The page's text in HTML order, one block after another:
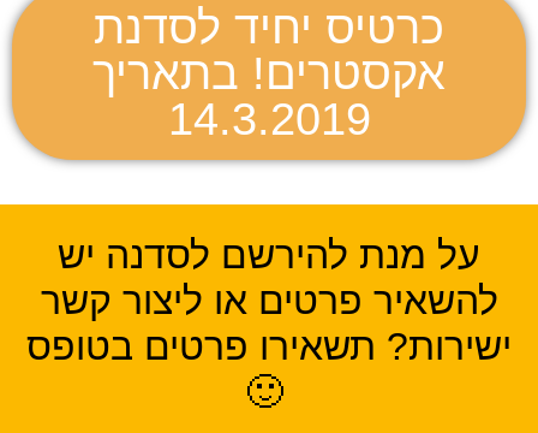
כרטיס יחיד לסדנת
אקסטרים! בתאריך
14.3.2019
על מנת להירשם לסדנה יש
להשאיר פרטים או ליצור קשר
ישירות? תשאירו פרטים בטופס
🙂